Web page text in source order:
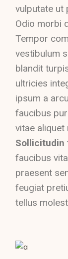
vulputate ut
Odio morbi
Tempor
vestibulum
blandit
ultricies
ipsum a
faucibus
vitae
Sollicitudin
faucibus
praesent
feugiat
tellus